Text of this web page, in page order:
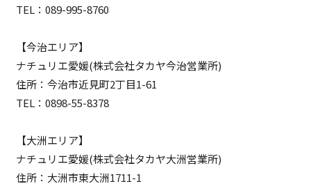
TEL：089-995-8760
【今治エリア】
ナチュリエ愛媛(株式会社タカヤ今治営業所)
住所：今治市近見町2丁目1-61
TEL：0898-55-8378
【大洲エリア】
ナチュリエ愛媛(株式会社タカヤ大洲営業所)
住所：大洲市東大洲1711-1